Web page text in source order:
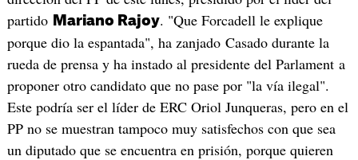
partido Mariano Rajoy. "Que Forcadell le explique
porque dio la espantada", ha zanjado Casado durante la
rueda de prensa y ha instado al presidente del Parlament a
proponer otro candidato que no pase por "la vía ilegal".
Este podría ser el líder de ERC Oriol Junqueras, pero en el
PP no se muestran tampoco muy satisfechos con que sea
un diputado que se encuentra en prisión, porque quieren